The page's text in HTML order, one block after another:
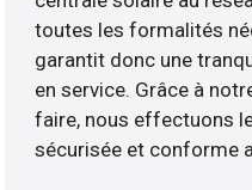
toutes les formalités
garantit donc une
en service. Grâce à
faire, nous effectuons
sécurisée et conforme